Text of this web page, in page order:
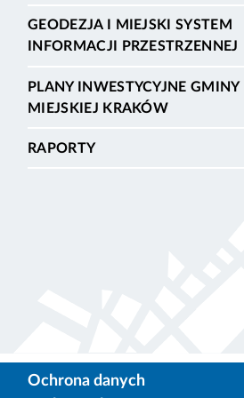
GEODEZJA I MIEJSKI SYSTEM
INFORMACJI PRZESTRZENNEJ
PLANY INWESTYCYJNE GMINY
MIEJSKIEJ KRAKÓW
RAPORTY
Ochrona danych